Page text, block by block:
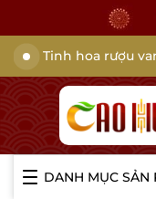
Tinh hoa rượu
DANH MỤC SẢN